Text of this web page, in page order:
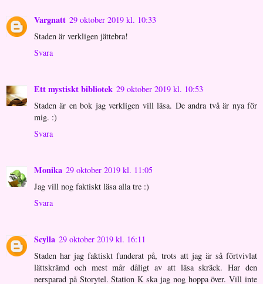
Vargnatt 29 oktober 2019 kl. 10:33
Staden är verkligen jättebra!
Svara
Ett mystiskt bibliotek 29 oktober 2019 kl. 10:53
Staden är en bok jag verkligen vill läsa. De andra två är nya för
mig. :)
Svara
Monika 29 oktober 2019 kl. 11:05
Jag vill nog faktiskt läsa alla tre :)
Svara
Scylla 29 oktober 2019 kl. 16:11
Staden har jag faktiskt funderat på, trots att jag är så förtvivlat
lättskrämd och mest mår dåligt av att läsa skräck. Har den
nersparad på Storytel. Station K ska jag nog hoppa över. Vill inte